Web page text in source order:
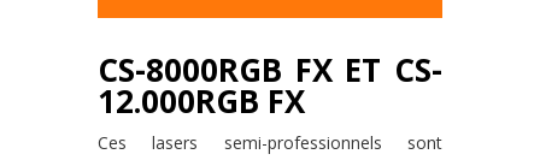
CS-8000RGB FX ET CS-
12.000RGB FX
Ces lasers semi-professionnels sont